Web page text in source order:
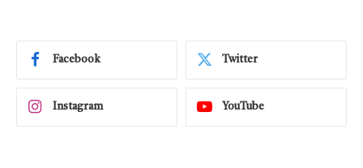
Facebook Twitter
Instagram YouTube